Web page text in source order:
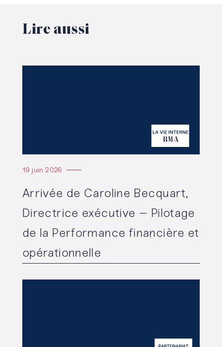
Lire aussi
19 juin 2026
Arrivée de Caroline Becquart,
Directrice exécutive – Pilotage
de la Performance financière et
opérationnelle